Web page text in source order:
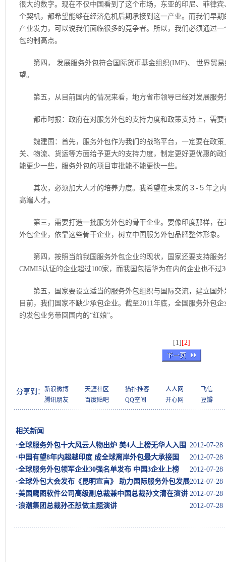
很大的数字。现在不仅中国看到了这个市场，东亚的印尼、菲律
个契机，都希望能够在经济危机后期承接到这一产业。而我们早
产业发力，可以说我们面临很多的竞争者。所以，我们必须通过
包的制高点。
第四， 发展服务外包符合国际货币基金组织(IMF)、 世界贸易
望。
第五，从目前国内的情况来看，地方省市领导已经对发展服务
都市时报：政府在对服务外包的支持力度和政策支持上，需要
魏建国：首先，服务外包作为我们的战略平台，一定要在政策
关、物流、货运等方面给予更大的支持力度，制定更好更优惠的
能更少一些，服务外包的项目审批能不能更快一些。
其次，必须加大人才的培养力度。我希望在未来的３-５年之
高端人才。
第三，需要打造一批服务外包的骨干企业。要像印度那样，在
外包企业，依靠这些骨干企业，树立中国服务外包品牌整体形象。
第四，按照当前我国服务外包企业的现状，国家还要支持服务
CMMI5认证的企业超过100家，而我国包括华为在内的企业也不过
第五，国家要设立适当的服务外包组织与国际交流，建立国外
目前，我们国家不缺少承包企业。截至2011年底，全国服务外包
的发包业务带回国内的“红娘”。
[1] [2]
分享到： 新浪微博
腾讯朋友
天涯社区
百度贴吧
猫扑推客
QQ空间
人人网
开心网
飞信
豆瓣
相关新闻
·全球服务外包十大风云人物出炉 美4人上榜无华人入围 2012-07-28
·中国有望8年内超越印度 成全球离岸外包最大承接国
2012-07-28
·全球服务外包领军企业30强名单发布 中国3企业上榜
2012-07-28
·全球外包大会发布《昆明宣言》 助力国际服务外包发展2012-07-28
·美国鹰图软件公司高级副总裁兼中国总裁孙文清在演讲 2012-07-28
·浪潮集团总裁孙丕恕做主题演讲 2012-07-28